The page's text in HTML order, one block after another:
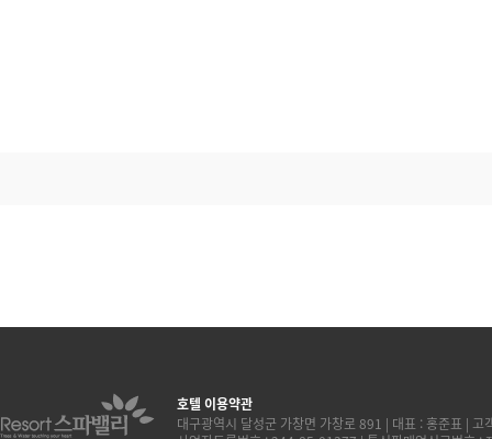
호텔 이용약관
대구광역시 달성군 가창면 가창로 891 | 대표 : 홍준표 |